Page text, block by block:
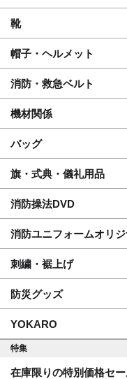
靴
帽子・ヘルメット
消防・救急ベルト
機材関係
バッグ
旗・式典・儀礼用品
消防操法DVD
消防ユニフォームオリ
刺繍・裾上げ
防災グッズ
YOKARO
特集
在庫限りの特別価格セ